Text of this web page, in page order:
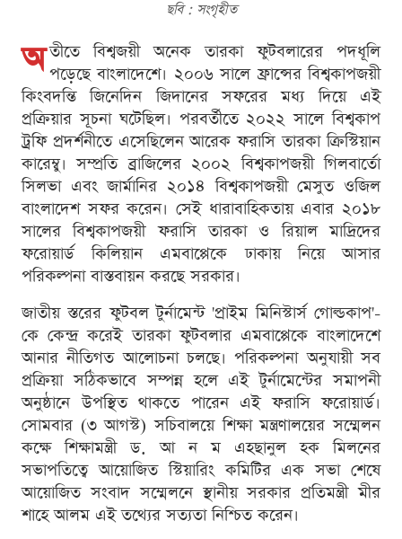
ছবি : সংগৃহীত
অ তীতে বিশ্বজয়ী অনেক তারকা ফুটবলারের পদধূলি
পড়েছে বাংলাদেশে। ২০০৬ সালে ফ্রান্সের বিশ্বকাপজয়ী
কিংবদন্তি জিনেদিন জিদানের সফরের মধ্য দিয়ে এই
প্রক্রিয়ার সূচনা ঘটেছিল। পরবর্তীতে ২০২২ সালে বিশ্বকাপ
ট্রফি প্রদর্শনীতে এসেছিলেন আরেক ফরাসি তারকা ক্রিস্টিয়ান
কারেম্বু। সম্প্রতি ব্রাজিলের ২০০২ বিশ্বকাপজয়ী গিলবার্তো
সিলভা এবং জার্মানির ২০১৪ বিশ্বকাপজয়ী মেসুত ওজিল
বাংলাদেশ সফর করেন। সেই ধারাবাহিকতায় এবার ২০১৮
সালের বিশ্বকাপজয়ী ফরাসি তারকা ও রিয়াল মাদ্রিদের
ফরোয়ার্ড কিলিয়ান এমবাপ্পেকে ঢাকায় নিয়ে আসার
পরিকল্পনা বাস্তবায়ন করছে সরকার।
জাতীয় স্তরের ফুটবল টুর্নামেন্ট 'প্রাইম মিনিস্টার্স গোল্ডকাপ'-
কে কেন্দ্র করেই তারকা ফুটবলার এমবাপ্পেকে বাংলাদেশে
আনার নীতিগত আলোচনা চলছে। পরিকল্পনা অনুযায়ী সব
প্রক্রিয়া সঠিকভাবে সম্পন্ন হলে এই টুর্নামেন্টের সমাপনী
অনুষ্ঠানে উপস্থিত থাকতে পারেন এই ফরাসি ফরোয়ার্ড।
সোমবার (৩ আগস্ট) সচিবালয়ে শিক্ষা মন্ত্রণালয়ের সম্মেলন
কক্ষে শিক্ষামন্ত্রী ড. আ ন ম এহছানুল হক মিলনের
সভাপতিত্বে আয়োজিত স্টিয়ারিং কমিটির এক সভা শেষে
আয়োজিত সংবাদ সম্মেলনে স্থানীয় সরকার প্রতিমন্ত্রী মীর
শাহে আলম এই তথ্যের সত্যতা নিশ্চিত করেন।